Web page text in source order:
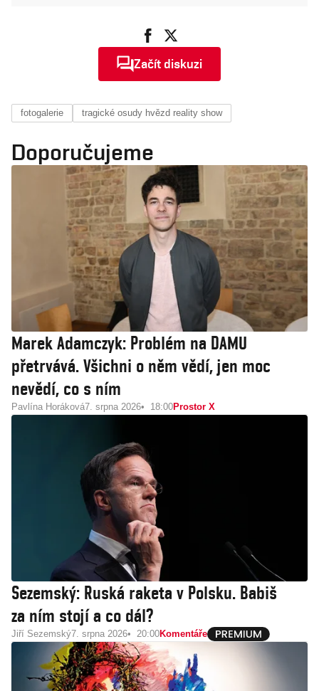
Začít diskuzi
fotogalerie tragické osudy hvězd reality show
Doporučujeme
Marek Adamczyk: Problém na DAMU
přetrvává. Všichni o něm vědí, jen moc
nevědí, co s ním
Pavlína Horáková7. srpna 2026 18:00Prostor X
Sezemský: Ruská raketa v Polsku. Babiš
za ním stojí a co dál?
Jiří Sezemský7. srpna 2026 20:00Komentáře